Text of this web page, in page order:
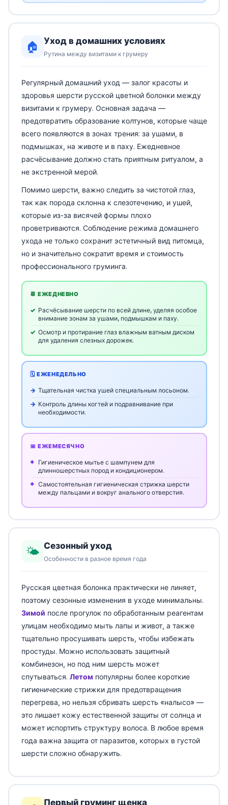
🏠 Уход в домашних условиях
Рутина между визитами к грумеру
Регулярный домашний уход — залог красоты и
здоровья шерсти русской цветной болонки между
визитами к грумеру. Основная задача —
предотвратить образование колтунов, которые чаще
всего появляются в зонах трения: за ушами, в
подмышках, на животе и в паху. Ежедневное
расчёсывание должно стать приятным ритуалом, а
не экстренной мерой.
Помимо шерсти, важно следить за чистотой глаз,
так как порода склонна к слезотечению, и ушей,
которые из-за висячей формы плохо
проветриваются. Соблюдение режима домашнего
ухода не только сохранит эстетичный вид питомца,
но и значительно сократит время и стоимость
профессионального груминга.
📆 ЕЖЕДНЕВНО
Расчёсывание шерсти по всей длине, уделяя особое
внимание зонам за ушами, подмышкам и паху.
Осмотр и протирание глаз влажным ватным диском
для удаления слезных дорожек.
🗓️ ЕЖЕНЕДЕЛЬНО
Тщательная чистка ушей специальным лосьоном.
Контроль длины когтей и подравнивание при
необходимости.
📅 ЕЖЕМЕСЯЧНО
Гигиеническое мытье с шампунем для
длинношерстных пород и кондиционером.
Самостоятельная гигиеническая стрижка шерсти
между пальцами и вокруг анального отверстия.
🌤️ Сезонный уход
Особенности в разное время года
Русская цветная болонка практически не линяет,
поэтому сезонные изменения в уходе минимальны.
Зимой после прогулок по обработанным реагентам
улицам необходимо мыть лапы и живот, а также
тщательно просушивать шерсть, чтобы избежать
простуды. Можно использовать защитный
комбинезон, но под ним шерсть может
спутываться. Летом популярны более короткие
гигиенические стрижки для предотвращения
перегрева, но нельзя сбривать шерсть «налысо» —
это лишает кожу естественной защиты от солнца и
может испортить структуру волоса. В любое время
года важна защита от паразитов, которых в густой
шерсти сложно обнаружить.
Первый груминг щенка